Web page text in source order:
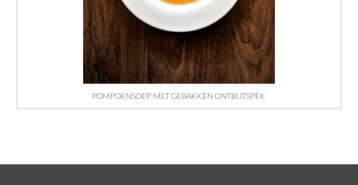
POMPOENSOEP MET GEBAKKEN ONTBIJTSPEK